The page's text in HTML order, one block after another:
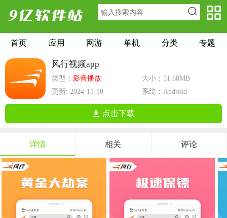
首页 应用 网游 单机 分类 专题
风行视频app
类型： 影音播放
大小：51.68MB
更新: 2024-11-10
系统：Android
点击下载
详情 相关 评论